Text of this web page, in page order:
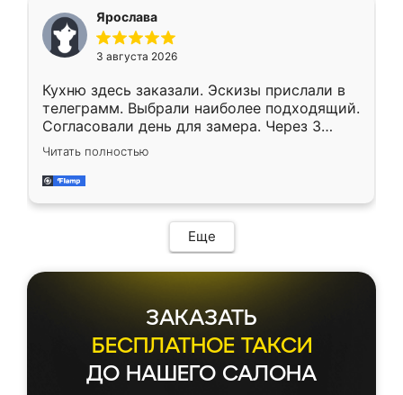
Ярослава
3 августа 2026
Кухню здесь заказали. Эскизы прислали в
телеграмм. Выбрали наиболее подходящий.
Согласовали день для замера. Через 3
недели кухня была уже готова. Остались
довольны работой. Спасибо Ренессанс
мебель за качественную работу!
Читать полностью
Еще
ЗАКАЗАТЬ
БЕСПЛАТНОЕ ТАКСИ
ДО НАШЕГО САЛОНА